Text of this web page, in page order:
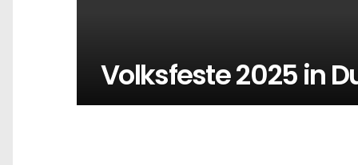
Volksfeste 2025 in